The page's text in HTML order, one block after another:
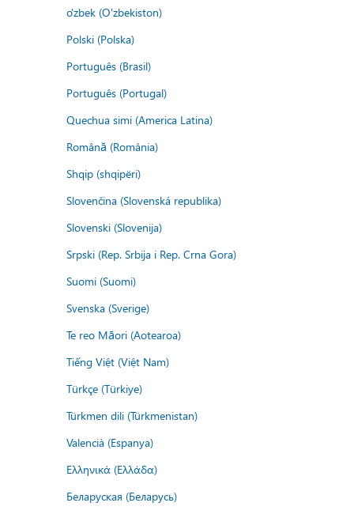
o'zbek (O'zbekiston)
Polski (Polska)
Português (Brasil)
Português (Portugal)
Quechua simi (America Latina)
Română (România)
Shqip (shqipëri)
Slovenčina (Slovenská republika)
Slovenski (Slovenija)
Srpski (Rep. Srbija i Rep. Crna Gora)
Suomi (Suomi)
Svenska (Sverige)
Te reo Māori (Aotearoa)
Tiếng Việt (Việt Nam)
Türkçe (Türkiye)
Türkmen dili (Türkmenistan)
Valencià (Espanya)
Ελληνικά (Ελλάδα)
Беларуская (Беларусь)